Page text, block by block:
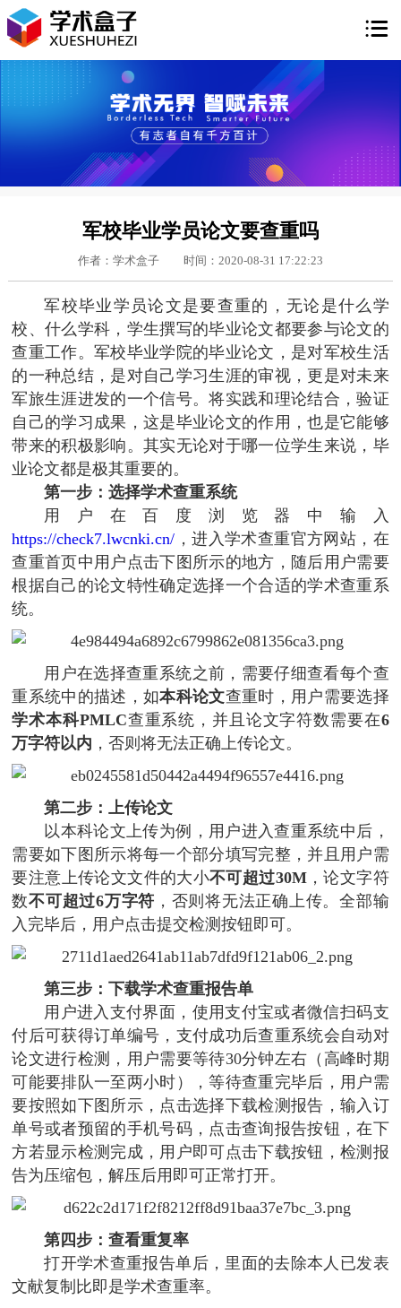

军校毕业学员论文要查重吗
作者：学术盒子 时间：2020-08-31 17:22:23
军校毕业学员论文是要查重的，无论是什么学
校、什么学科，学生撰写的毕业论文都要参与论文的
查重工作。军校毕业学院的毕业论文，是对军校生活
的一种总结，是对自己学习生涯的审视，更是对未来
军旅生涯进发的一个信号。将实践和理论结合，验证
自己的学习成果，这是毕业论文的作用，也是它能够
带来的积极影响。其实无论对于哪一位学生来说，毕
业论文都是极其重要的。
第一步：选择学术查重系统
用户在百度浏览器中输入
https://check7.lwcnki.cn/ ，进入学术查重官方网站，在
查重首页中用户点击下图所示的地方，随后用户需要
根据自己的论文特性确定选择一个合适的学术查重系
统。
用户在选择查重系统之前，需要仔细查看每个查
重系统中的描述，如本科论文查重时，用户需要选择
学术本科PMLC查重系统，并且论文字符数需要在6
万字符以内 ，否则将无法正确上传论文。
第二步：上传论文
以本科论文上传为例，用户进入查重系统中后，
需要如下图所示将每一个部分填写完整，并且用户需
要注意上传论文文件的大小不可超过30M，论文字符
数不可超过6万字符 ，否则将无法正确上传。全部输
入完毕后，用户点击提交检测按钮即可。
第三步：下载学术查重报告单
用户进入支付界面，使用支付宝或者微信扫码支
付后可获得订单编号，支付成功后查重系统会自动对
论文进行检测，用户需要等待30分钟左右（高峰时期
可能要排队一至两小时），等待查重完毕后，用户需
要按照如下图所示，点击选择下载检测报告，输入订
单号或者预留的手机号码，点击查询报告按钮，在下
方若显示检测完成，用户即可点击下载按钮，检测报
告为压缩包，解压后用即可正常打开。
第四步：查看重复率
打开学术查重报告单后，里面的去除本人已发表
文献复制比即是学术查重率。